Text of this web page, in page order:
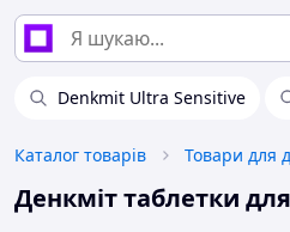
Denkmit Ultra Sensitive
Каталог товарів Товари для
Денкміт таблетки